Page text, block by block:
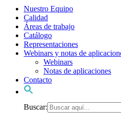
Nuestro Equipo
Calidad
Áreas de trabajo
Catálogo
Representaciones
Webinars y notas de
Webinars
Notas de aplicaciones
Contacto
Buscar: